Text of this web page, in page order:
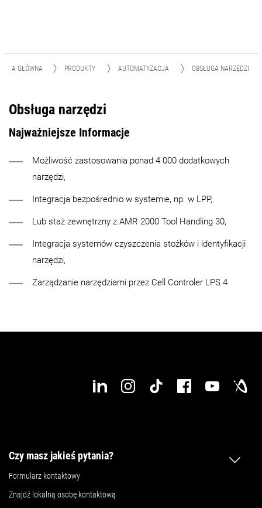
GŁÓWNA PRODUKTY AUTOMATYZACJA OBSŁUGA NARZĘDZI
Obsługa narzędzi
Najważniejsze Informacje
Możliwość zastosowania ponad 4 000 dodatkowych
narzędzi,
Integracja bezpośrednio w systemie, np. w LPP,
Lub staż zewnętrzny z AMR 2000 Tool Handling 30,
Integracja systemów czyszczenia stożków i identyfikacji
narzędzi,
Zarządzanie narzędziami przez Cell Controler LPS 4
Czy masz jakieś pytania?
Formularz kontaktowy
Znajdź lokalną osobę kontaktową